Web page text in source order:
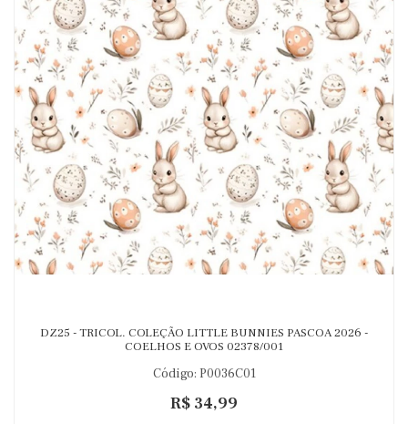
DZ25 - TRICOL. COLEÇÃO LITTLE BUNNIES PASCOA 2026 -
COELHOS E OVOS 02378/001
Código: P0036C01
R$ 34,99